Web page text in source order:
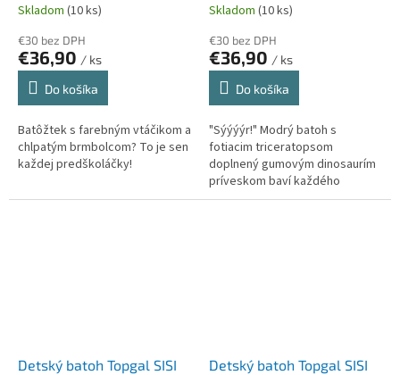
Skladom (10 ks)
€30 bez DPH
€36,90 / ks
Do košíka
Batôžtek s farebným vtáčikom a
chlpatým brmbolcom? To je sen
každej predškoláčky!
Skladom (10 ks)
€30 bez DPH
€36,90 / ks
Do košíka
"Sýýýýr!" Modrý batoh s
fotiacim triceratopsom
doplnený gumovým dinosaurím
príveskom baví každého
predškoláka.
Detský batoh Topgal SISI
Detský batoh Topgal SISI